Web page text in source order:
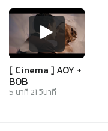
[ Cinema ] AOY +
BOB
5 นาที21วินาที